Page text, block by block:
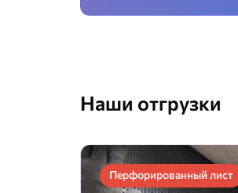
Наши отгрузки
Перфорированный лист